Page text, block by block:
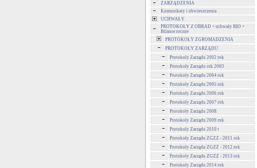
ZARZĄDZENIA
Komunikaty i obwieszczenia
UCHWAŁY
PROTOKOŁY Z OBRAD + uchwały RIO +
Bilanse roczne
PROTOKOŁY ZGROMADZENIA
PROTOKOŁY ZARZĄDU
Protokoły Zarządu 2002 rok
Protokoły Zarządu rok 2003
Protokoły Zarządu 2004 rok
Protokoły Zarządu 2005 rok
Protokoły Zarządu 2006 rok
Protokoły Zarządu 2007 rok
Protokoły Zarządu 2008
Protokoły Zarządu 2009 rok
Protokoły Zarządu 2010 r
Protokoły Zarządu ZGZZ - 2011 rok
Protokoły Zarządu ZGZZ - 2012 rok
Protokoły Zarządu ZGZZ - 2013 rok
Protokoły Zarządu 2014 rok